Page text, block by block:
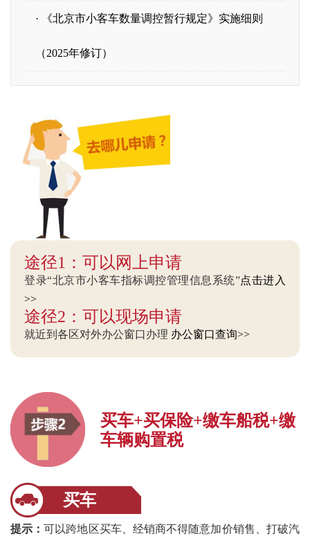
· 《北京市小客车数量调控暂行规定》实施细则
（2025年修订）
途径1：可以网上申请
登录“北京市小客车指标调控管理信息系统”点击进入
>>
途径2：可以现场申请
就近到各区对外办公窗口办理 办公窗口查询>>
买车+买保险+缴车船税+缴
车辆购置税
买车
提示：可以跨地区买车、经销商不得随意加价销售、打破汽